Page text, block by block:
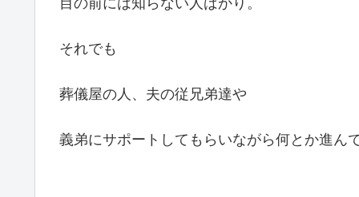
それでも
葬儀屋の人、夫の従兄弟達や
義弟にサポートしてもらいながら何とか進んで